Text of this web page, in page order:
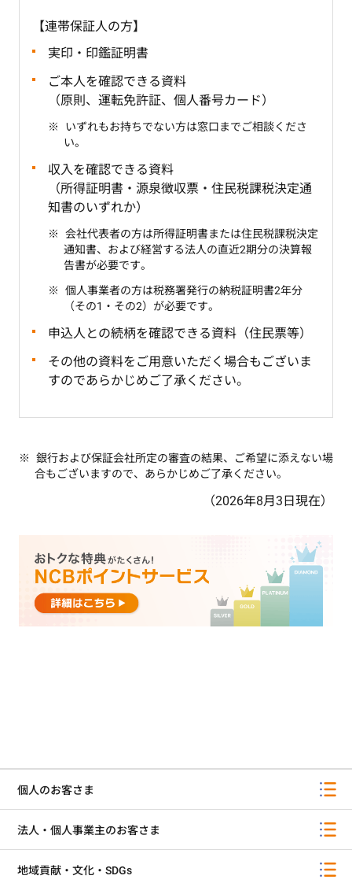
【連帯保証人の方】
実印・印鑑証明書
ご本人を確認できる資料
（原則、運転免許証、個人番号カード）
いずれもお持ちでない方は窓口までご相談くださ
い。
収入を確認できる資料
（所得証明書・源泉徴収票・住民税課税決定通
知書のいずれか）
会社代表者の方は所得証明書または住民税課税決定
通知書、および経営する法人の直近2期分の決算報
告書が必要です。
個人事業者の方は税務署発行の納税証明書2年分
（その1・その2）が必要です。
申込人との続柄を確認できる資料（住民票等）
その他の資料をご用意いただく場合もございま
すのであらかじめご了承ください。
銀行および保証会社所定の審査の結果、ご希望に添えない場
合もございますので、あらかじめご了承ください。
（2026年8月3日現在）
個人のお客さま
法人・個人事業主のお客さま
地域貢献・文化・SDGs